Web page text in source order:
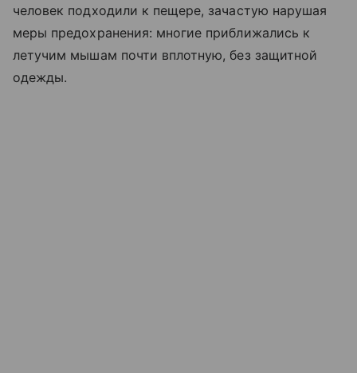
человек подходили к пещере, зачастую нарушая
меры предохранения: многие приближались к
летучим мышам почти вплотную, без защитной
одежды.